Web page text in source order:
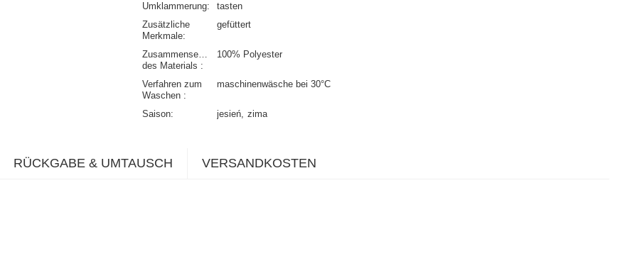
Umklammerung
tasten
Zusätzliche
Merkmale
gefüttert
Zusammensetzung
des Materials
100% Polyester
Verfahren zum
Waschen
maschinenwäsche bei 30°C
Saison jesień zima
RÜCKGABE & UMTAUSCH VERSANDKOSTEN